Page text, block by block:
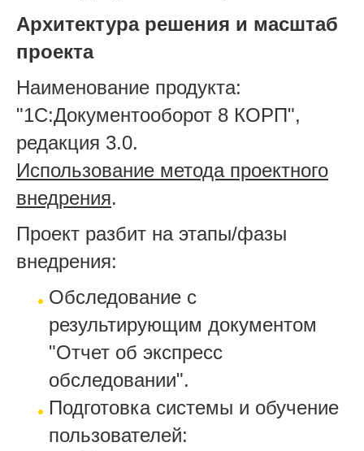
Архитектура решения и масштаб
проекта
Наименование продукта:
"1С:Документооборот 8 КОРП",
редакция 3.0.
Использование метода проектного
внедрения.
Проект разбит на этапы/фазы
внедрения:
Обследование с
результирующим документом
"Отчет об экспресс
обследовании".
Подготовка системы и обучение
пользователей: